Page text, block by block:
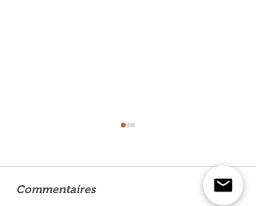
CRIS
Commentaires